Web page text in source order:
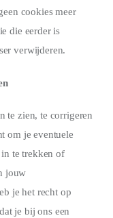
cookies meer
die eerder is
verwijderen.
te zien, te corrigeren
om je eventuele
te trekken of
jouw
je het recht op
je bij ons een